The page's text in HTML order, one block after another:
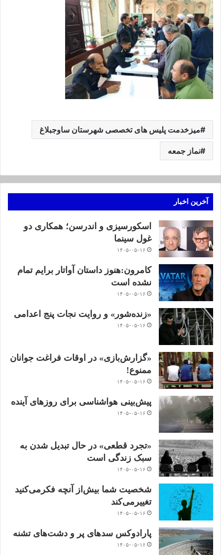
ميزخدمت پلیس های تخصصی شهرستان ساوجبلاغ
نماز جمعه
آخرین اخبار
اسکورسیزی و اندرسن؛ همکاری دو
غول سینما
۱۴۰۵-۰۵-۱۶
کامرون:هنوز داستان آواتار برایم تمام
نشده است
۱۴۰۵-۰۵-۱۶
«زنده‌شور» و روایت نجات پنج اعدامی
۱۴۰۵-۰۵-۱۶
«گزارش‌بازی» در اوقات فراغت جوانان
ممنوع!
۱۴۰۵-۰۵-۱۶
پیش‌بینی هواشناسی برای روزهای آینده
۱۴۰۵-۰۵-۱۶
«تجرد قطعی» در حال تبدیل شدن به
سبک زندگی است
۱۴۰۵-۰۵-۱۶
شخصیت شما بیش‌از آنچه فکر‌می‌کنید
تغییر‌می‌کند
۱۴۰۵-۰۵-۱۶
پارادوکس سدهای پر و دشت‌های تشنه
۱۴۰۵-۰۵-۱۶